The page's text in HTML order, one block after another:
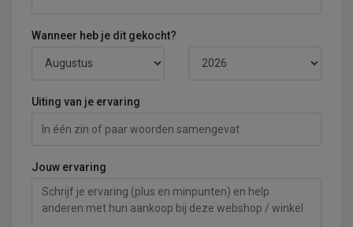
Wanneer heb je dit gekocht?
Uiting van je ervaring
Jouw ervaring